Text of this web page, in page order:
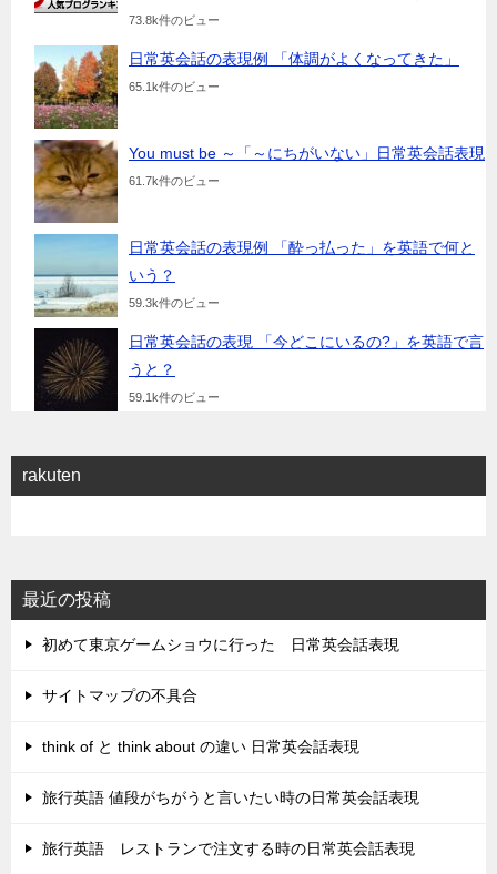
73.8k件のビュー
日常英会話の表現例 「体調がよくなってきた」
65.1k件のビュー
You must be ～「～にちがいない」日常英会話表現
61.7k件のビュー
日常英会話の表現例 「酔っ払った」を英語で何と
いう？
59.3k件のビュー
日常英会話の表現 「今どこにいるの?」を英語で言
うと？
59.1k件のビュー
rakuten
最近の投稿
初めて東京ゲームショウに行った 日常英会話表現
サイトマップの不具合
think of と think about の違い 日常英会話表現
旅行英語 値段がちがうと言いたい時の日常英会話表現
旅行英語 レストランで注文する時の日常英会話表現